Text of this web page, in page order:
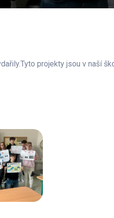
projekty jsou v naší